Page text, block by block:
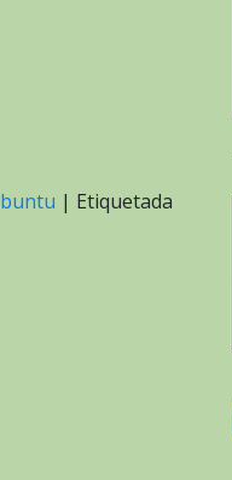
| Etiquetada